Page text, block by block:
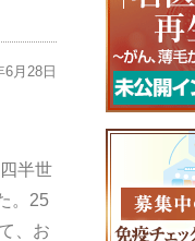
月28日
半世
。25
、お